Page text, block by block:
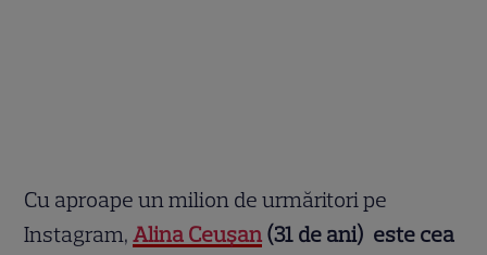
Cu aproape un milion de urmăritori pe
Instagram,Alina Ceușan (31 de ani) este cea